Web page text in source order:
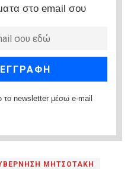
στο email σου
newsletter μέσω e-mail
ΜΗΤΣΟΤΑΚΗ